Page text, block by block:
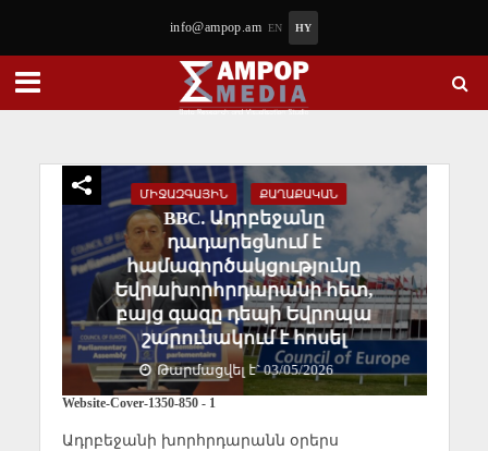
info@ampop.am EN HY
ՄԻՋԱԶԳԱՅԻՆ ՔԱՂԱՔԱԿԱՆ
BBC. Ադրբեջանը
դադարեցնում է
համագործակցությունը
Եվրախորհրդարանի հետ,
բայց գազը դեպի Եվրոպա
շարունակում է հոսել
Թարմացվել է` 03/05/2026
Website-Cover-1350-850 - 1
Ադրբեջանի խորհրդարանն օրերս